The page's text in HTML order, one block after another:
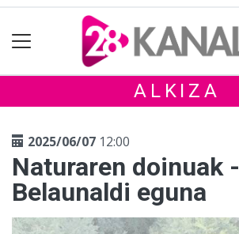
ALKIZA
2025/06/07 12:00
Naturaren doinuak -
Belaunaldi eguna